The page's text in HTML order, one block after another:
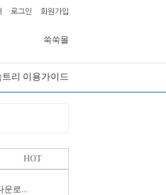
로그인 회원가입
쑥쑥몰
트리 이용가이드
HOT
운로...